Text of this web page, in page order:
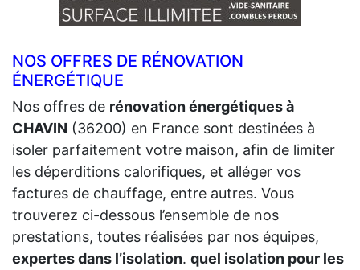
NOS OFFRES DE RÉNOVATION
ÉNERGÉTIQUE
Nos offres de rénovation énergétiques à
CHAVIN (36200) en France sont destinées à
isoler parfaitement votre maison, afin de limiter
les déperditions calorifiques, et alléger vos
factures de chauffage, entre autres. Vous
trouverez ci-dessous l’ensemble de nos
prestations, toutes réalisées par nos équipes,
expertes dans l’isolation. quel isolation pour les